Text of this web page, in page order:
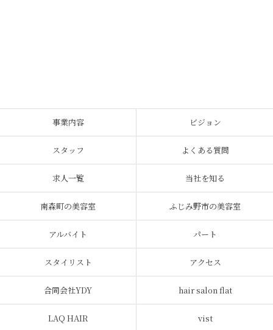
事業内容 ビジョン
スタッフ よくある質問
求人一覧 当社を知る
南森町の美容室 ふじみ野市の美容室
アルバイト パート
スタイリスト アクセス
合同会社YDY hair salon flat
LAQ HAIR vist